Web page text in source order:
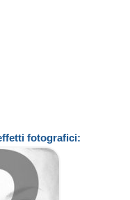
fotografici: